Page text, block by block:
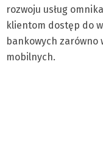
rozwoju usług
klientom dostęp do
bankowych zarówno
mobilnych.